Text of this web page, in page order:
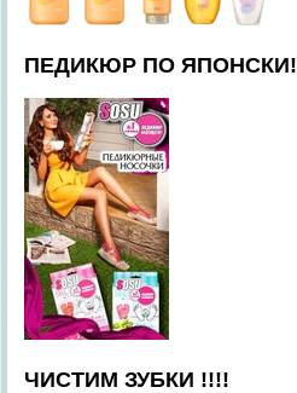
ПЕДИКЮР ПО ЯПОНСКИ!
ЧИСТИМ ЗУБКИ !!!!